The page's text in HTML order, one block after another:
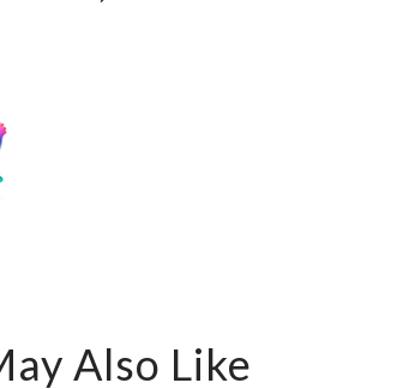
Also Like